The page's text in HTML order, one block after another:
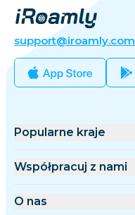
support@iroamly.com
Popularne kraje
Stany Zjednoczone
Współpracuj z nami
Platforma hurtowa
O nas